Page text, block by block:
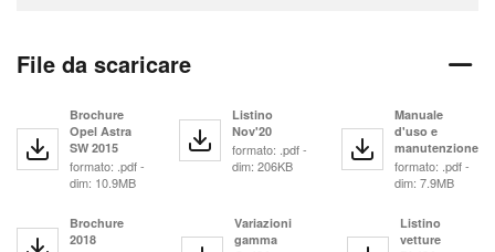
File da scaricare
Brochure
Opel Astra
SW 2015
formato: .pdf -
dim: 10.9MB
Listino
Nov'20
formato: .pdf -
dim: 206KB
Manuale
d'uso e
manutenzione
formato: .pdf -
dim: 7.9MB
Brochure
2018
Variazioni
gamma
Listino
vetture